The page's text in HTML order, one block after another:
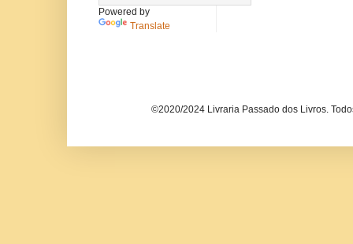
Powered by
Translate
©2020/2024 Livraria Passado dos Livros.